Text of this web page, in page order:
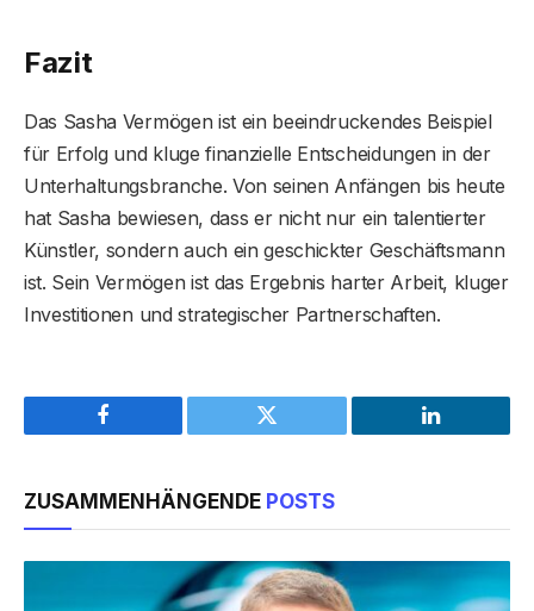
Fazit
Das Sasha Vermögen ist ein beeindruckendes Beispiel
für Erfolg und kluge finanzielle Entscheidungen in der
Unterhaltungsbranche. Von seinen Anfängen bis heute
hat Sasha bewiesen, dass er nicht nur ein talentierter
Künstler, sondern auch ein geschickter Geschäftsmann
ist. Sein Vermögen ist das Ergebnis harter Arbeit, kluger
Investitionen und strategischer Partnerschaften.
Facebook Twitter LinkedIn
ZUSAMMENHÄNGENDE POSTS